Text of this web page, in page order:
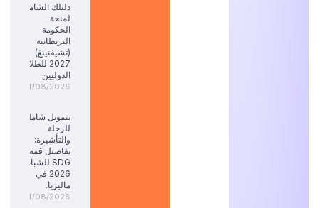
دليلك الشامل
لمنحة
الحكومة
البريطانية
(تشيفنينغ)
2027 للطلاب
الدوليين.
04/08/2026
بتمويل شامل
للرحلة
والتأشيرة:
تفاصيل قمة
SDG للشباب
2026 في
ماليزيا.
04/08/2026